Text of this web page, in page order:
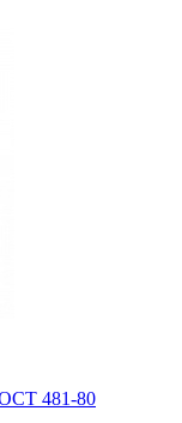
481-80